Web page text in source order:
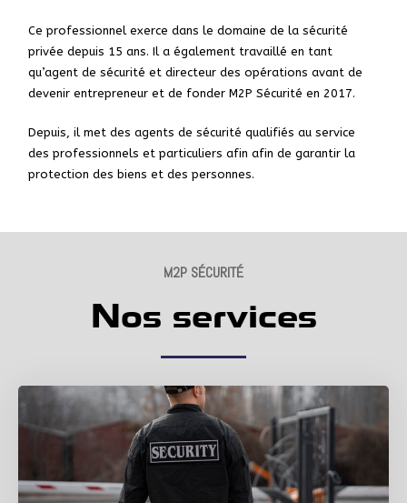
Ce professionnel exerce dans le domaine de la sécurité
privée depuis 15 ans. Il a également travaillé en tant
qu’agent de sécurité et directeur des opérations avant de
devenir entrepreneur et de fonder M2P Sécurité en 2017.
Depuis, il met des agents de sécurité qualifiés au service
des professionnels et particuliers afin afin de garantir la
protection des biens et des personnes.
M2P SÉCURITÉ
Nos services